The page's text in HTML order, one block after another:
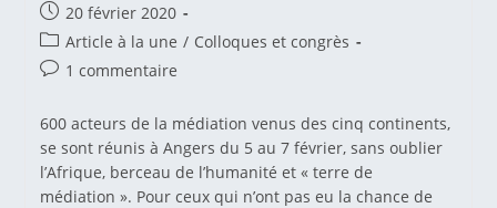
Publication
publiée :
20 février 2020
Post
category:
Article à la une / Colloques et congrès
Commentaires
la
publication :
1 commentaire
600 acteurs de la médiation venus des cinq continents,
se sont réunis à Angers du 5 au 7 février, sans oublier
l’Afrique, berceau de l’humanité et « terre de
médiation ». Pour ceux qui n’ont pas eu la chance de